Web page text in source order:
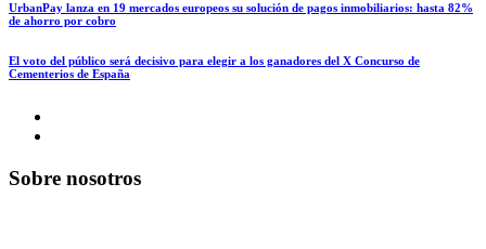
UrbanPay lanza en 19 mercados europeos su solución de pagos inmobiliarios: hasta 82%
de ahorro por cobro
El voto del público será decisivo para elegir a los ganadores del X Concurso de
Cementerios de España
Sobre nosotros